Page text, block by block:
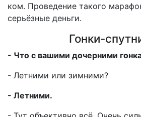
ком. Проведение такого
серьёзные деньги.
Гонки-
- Что с вашими дочерними
- Летними или зимними?
- Летними.